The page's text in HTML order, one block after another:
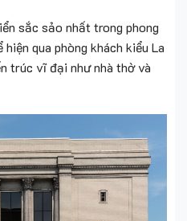
sắc sảo nhất trong phong
qua phòng khách kiểu La
trúc vĩ đại như nhà thờ và